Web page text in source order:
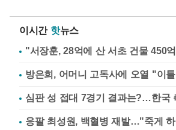
이시간 핫뉴스
"서장훈, 28억에 산 서초 건물 450
방은희, 어머니 고독사에 오열 "이
심판 성 접대 7경기 결과는?…한국
응팔 최성원, 백혈병 재발…"죽게